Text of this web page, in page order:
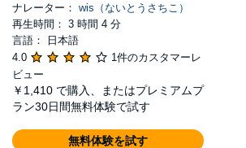
ナレーター： wis（ないとうさちこ）
再生時間： 3 時間 4 分
言語： 日本語
4.0
1件のカスタマーレ
ビュー
￥1,410 で購入、またはプレミアムプ
ラン30日間無料体験で試す
無料体験を試す